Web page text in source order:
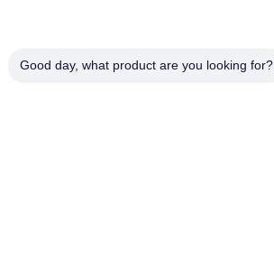
Good day, what product are you looking for?